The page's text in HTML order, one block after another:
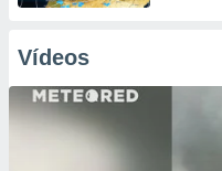
Vídeos